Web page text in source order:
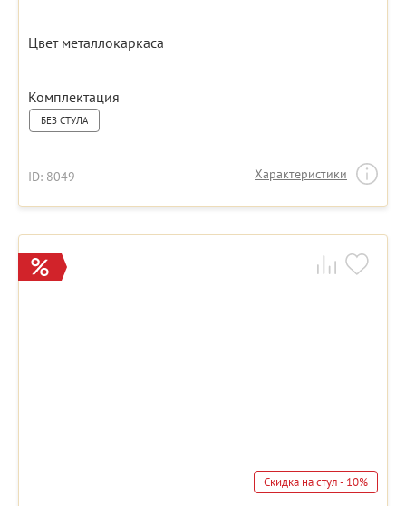
Цвет металлокаркаса
Комплектация
БЕЗ СТУЛА
ID: 8049 Характеристики
Скидка на стул - 10%